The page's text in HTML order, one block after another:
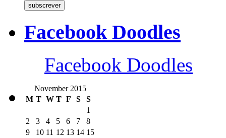
subscrever
Facebook Doodles
Facebook Doodles
November 2015
M T W T F S
S
1
2
3 4 5 6 7
8
9
10 11 12 13 14 15